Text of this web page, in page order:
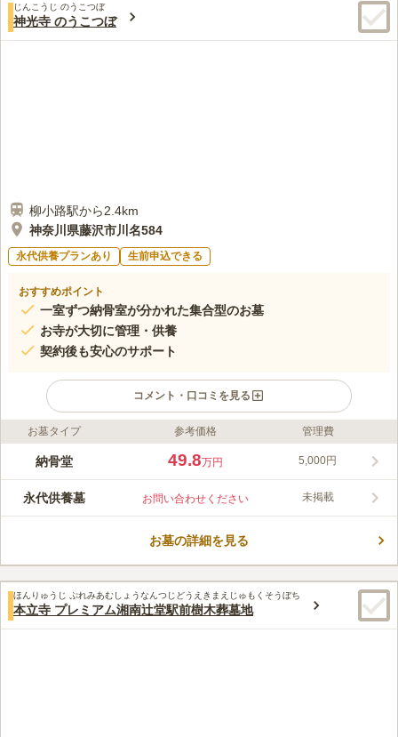
じんこうじ のうこつぼ
神光寺 のうこつぼ
柳小路駅から2.4km
神奈川県藤沢市川名584
永代供養プランあり 生前申込できる
おすすめポイント
一室ずつ納骨室が分かれた集合型のお墓
お寺が大切に管理・供養
契約後も安心のサポート
コメント・口コミを見る
ライフドット編集部のコメント
江ノ電バス「御霊神社前バス停」下車徒歩約5分に位置する神光
いる奈良時代の横穴墓群があります。 近くに広場や公園があ
り、自然豊かな閑静な寺院で、休憩所や水汲み場などが完備され
うこつぼ」による永代供養墓となっています。家族に金銭面で負
この霊園はまだ誰からも評価されていません。
お墓タイプ 参考価格 管理費
納骨堂 49.8万円 5,000円
永代供養墓 お問い合わせください 未掲載
お墓の詳細を見る
ほんりゅうじ ぷれみあむしょうなんつじどうえきまえじゅもくそうぼち
本立寺 プレミアム湘南辻堂駅前樹木葬墓地